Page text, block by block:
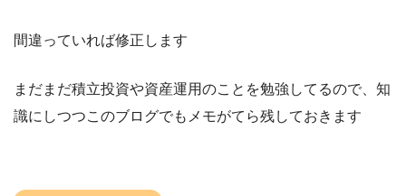
間違っていれば修正します
まだまだ積立投資や資産運用のことを勉強してるので、知
識にしつつこのブログでもメモがてら残しておきます